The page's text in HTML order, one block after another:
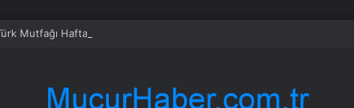
Mutfağı Haftası: Sofrada Miras